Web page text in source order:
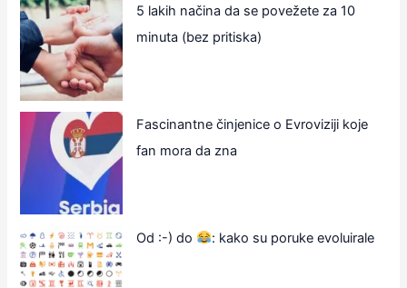
5 lakih načina da se povežete za 10
minuta (bez pritiska)
Fascinantne činjenice o Evroviziji koje
fan mora da zna
Od :-) do : kako su poruke evoluirale